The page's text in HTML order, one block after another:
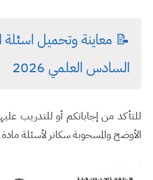
📝 معاينة وتحميل اسئلة
السادس العلمي 2026
للتأكد من إجاباتكم أو للتدريب
الأوضح والمسحوبة سكانر لأسئلة مادة